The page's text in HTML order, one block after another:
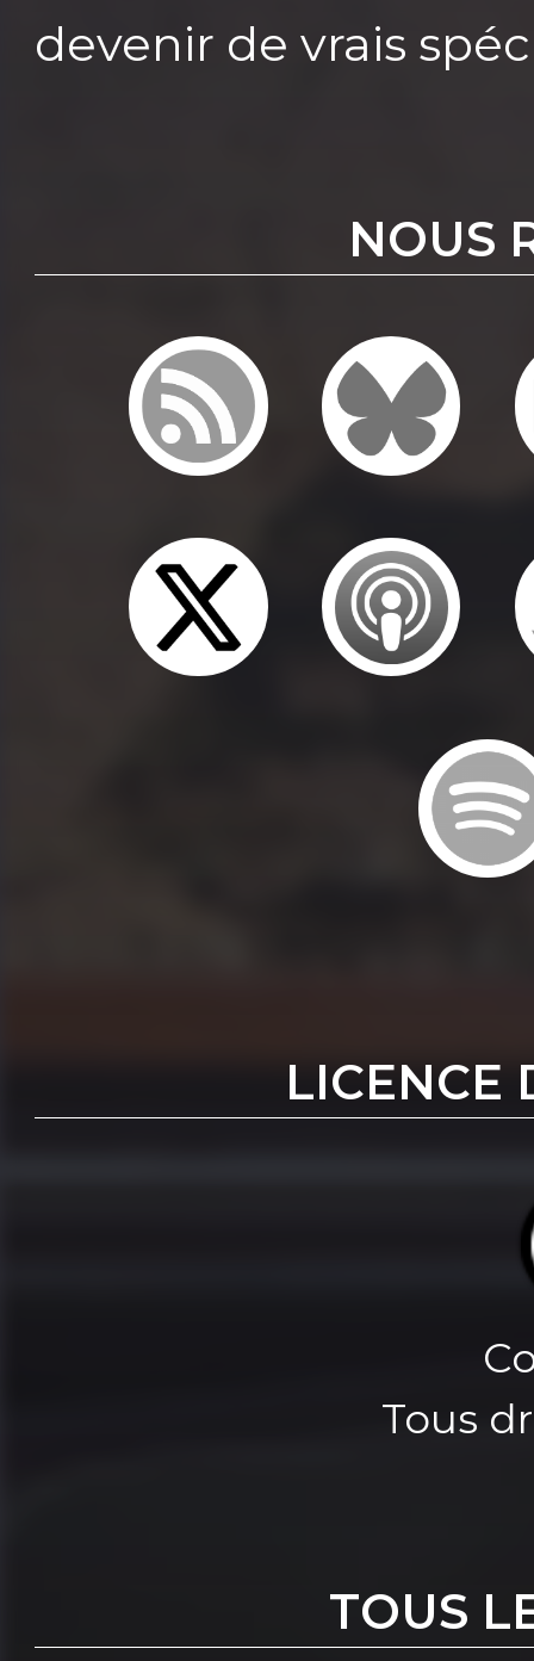
devenir de vrais
NOUS
LICENCE
Tous
TOUS